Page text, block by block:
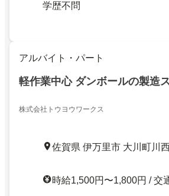
学歴不問
アルバイト・パート
軽作業中心 ダンボールの製造
株式会社トウヨウワークス
佐賀県 伊万里市 大川町川
時給1,500円〜1,800円 / 交